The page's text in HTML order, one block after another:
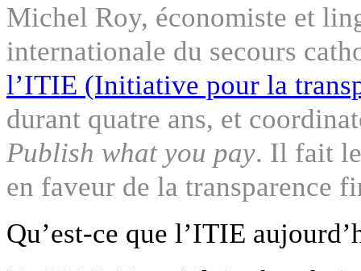
Michel Roy, économiste et
internationale du secours
l’ITIE (Initiative pour la
durant quatre ans, et
Publish what you pay. Il fait
en faveur de la transparence
Qu’est-ce que l’ITIE